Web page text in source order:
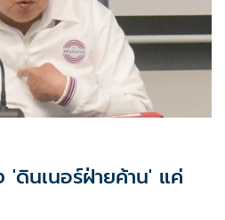
ดินเนอร์ฝ่ายค้าน' แค่